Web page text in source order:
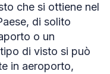
che si ottiene nel
di solito
o un
di visto si può
in aeroporto,